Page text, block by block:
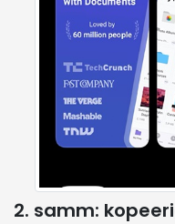
2. samm: